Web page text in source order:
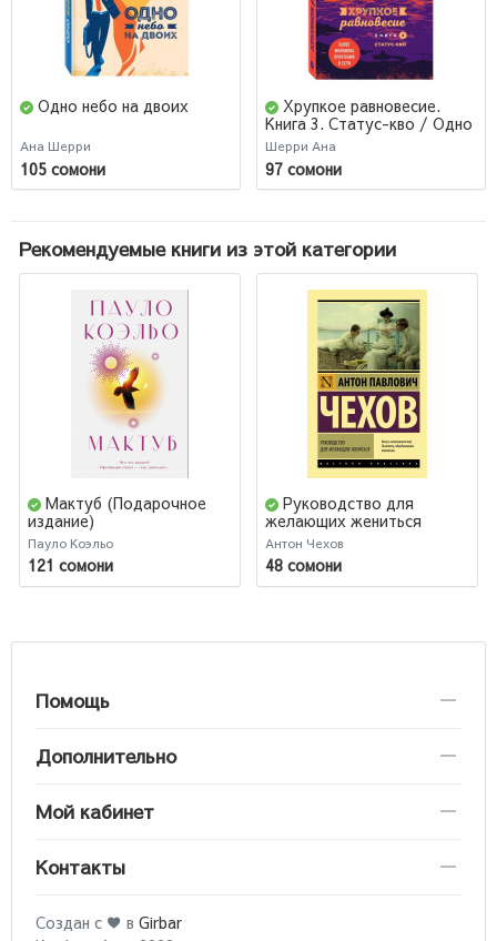
Одно небо на двоих
Ана Шерри
105 сомони
Хрупкое равновесие.
Книга 3. Статус-кво / Одно
небо на двоих
Шерри Ана
97 сомони
Рекомендуемые книги из этой категории
Мактуб (Подарочное
издание)
Пауло Коэльо
121 сомони
Руководство для
желающих жениться
Антон Чехов
48 сомони
Помощь
Дополнительно
Мой кабинет
Контакты
Создан с ♥ в Girbar